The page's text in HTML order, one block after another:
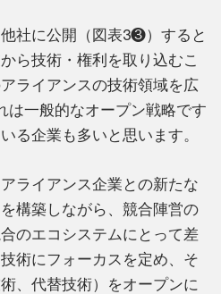
社に公開（図表3❸）すると
ら技術・権利を取り込むこ
ライアンスの技術領域を広
一般的なオープン戦略です
る企業も多いと思います。
ライアンス企業との新たな
構築しながら、競合陣営の
のエコシステムにとって差
術にフォーカスを定め、そ
、代替技術）をオープンに